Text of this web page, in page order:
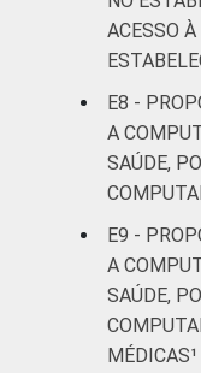
ACESSO
E8 -
A
SAÚDE,
E9 -
A
SAÚDE,
MÉDICAS¹